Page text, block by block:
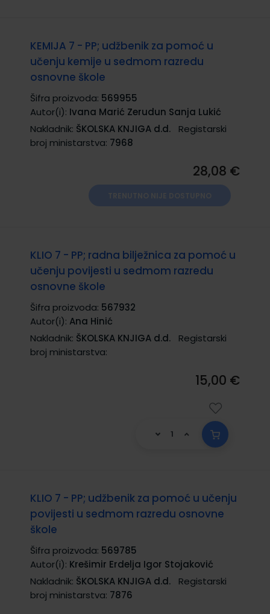
KEMIJA 7 - PP; udžbenik za pomoć u
učenju kemije u sedmom razredu
osnovne škole
Šifra proizvoda: 569955
Autor(i): Ivana Marić Zerudun Sanja Lukić
Nakladnik: ŠKOLSKA KNJIGA d.d.
Registarski
broj ministarstva: 7968
28,08 €
KLIO 7 - PP; radna bilježnica za pomoć u
učenju povijesti u sedmom razredu
osnovne škole
Šifra proizvoda: 567932
Autor(i): Ana Hinić
Nakladnik: ŠKOLSKA KNJIGA d.d.
Registarski
broj ministarstva:
15,00 €
KLIO 7 - PP; udžbenik za pomoć u učenju
povijesti u sedmom razredu osnovne
škole
Šifra proizvoda: 569785
Autor(i): Krešimir Erdelja Igor Stojaković
Nakladnik: ŠKOLSKA KNJIGA d.d.
Registarski
broj ministarstva: 7876